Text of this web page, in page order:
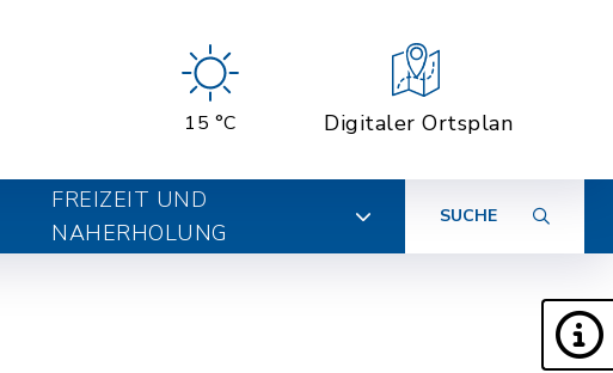
15 °C Digitaler Ortsplan
FREIZEIT UND
NAHERHOLUNG
SUCHE